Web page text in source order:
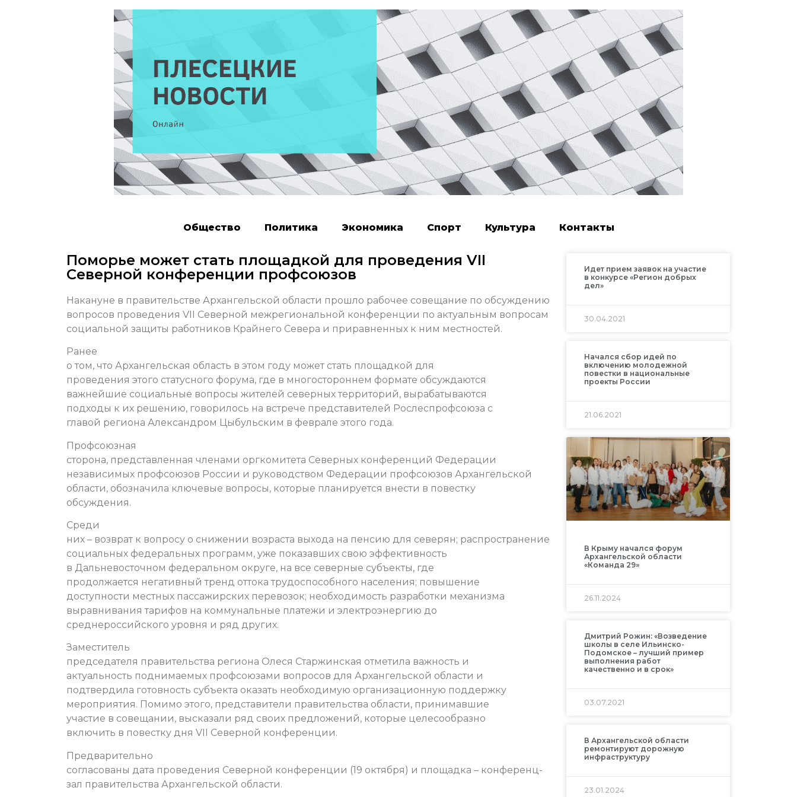
Общество Политика Экономика Спорт Культура Контакты
Поморье может стать площадкой для проведения VII
Северной конференции профсоюзов
Накануне в правительстве Архангельской области прошло рабочее совещание по обсуждению
вопросов проведения VII Северной межрегиональной конференции по актуальным вопросам
социальной защиты работников Крайнего Севера и приравненных к ним местностей.
Ранее
о том, что Архангельская область в этом году может стать площадкой для
проведения этого статусного форума, где в многостороннем формате обсуждаются
важнейшие социальные вопросы жителей северных территорий, вырабатываются
подходы к их решению, говорилось на встрече представителей Рослеспрофсоюза с
главой региона Александром Цыбульским в феврале этого года.
Профсоюзная
сторона, представленная членами оргкомитета Северных конференций Федерации
независимых профсоюзов России и руководством Федерации профсоюзов Архангельской
области, обозначила ключевые вопросы, которые планируется внести в повестку
обсуждения.
Среди
них – возврат к вопросу о снижении возраста выхода на пенсию для северян; распространение
социальных федеральных программ, уже показавших свою эффективность
в Дальневосточном федеральном округе, на все северные субъекты, где
продолжается негативный тренд оттока трудоспособного населения; повышение
доступности местных пассажирских перевозок; необходимость разработки механизма
выравнивания тарифов на коммунальные платежи и электроэнергию до
среднероссийского уровня и ряд других.
Заместитель
председателя правительства региона Олеся Старжинская отметила важность и
актуальность поднимаемых профсоюзами вопросов для Архангельской области и
подтвердила готовность субъекта оказать необходимую организационную поддержку
мероприятия. Помимо этого, представители правительства области, принимавшие
участие в совещании, высказали ряд своих предложений, которые целесообразно
включить в повестку дня VII Северной конференции.
Предварительно
согласованы дата проведения Северной конференции (19 октября) и площадка – конференц-
зал правительства Архангельской области.
Идет прием заявок на участие
в конкурсе «Регион добрых
дел»
30.04.2021
Начался сбор идей по
включению молодежной
повестки в национальные
проекты России
21.06.2021
В Крыму начался форум
Архангельской области
«Команда 29»
26.11.2024
Дмитрий Рожин: «Возведение
школы в селе Ильинско-
Подомское – лучший пример
выполнения работ
качественно и в срок»
03.07.2021
В Архангельской области
ремонтируют дорожную
инфраструктуру
23.01.2024